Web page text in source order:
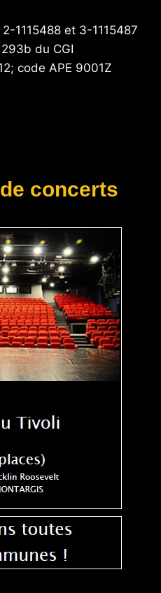
1115488 et 3-1115487
du CGI
code APE 9001Z
concerts